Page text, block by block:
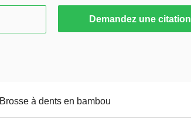
Demandez une citation
Brosse à dents en bambou